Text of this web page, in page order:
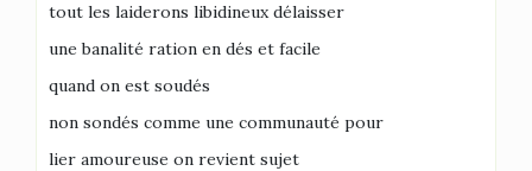
tout les laiderons libidineux délaisser
une banalité ration en dés et facile
quand on est soudés
non sondés comme une communauté pour
lier amoureuse on revient sujet